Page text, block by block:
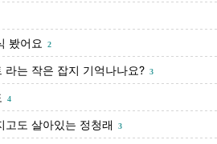
봤어요 2
는 작은 잡지 기억나나요? 3
4
고도 살아있는 정청래 3